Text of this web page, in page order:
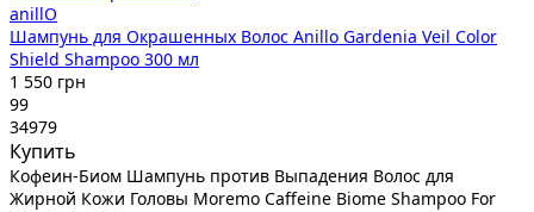
anillO
Шампунь для Окрашенных Волос Anillo Gardenia Veil Color
Shield Shampoo 300 мл
1 550 грн
99
34979
Купить
Кофеин-Биом Шампунь против Выпадения Волос для
Жирной Кожи Головы Moremo Caffeine Biome Shampoo For